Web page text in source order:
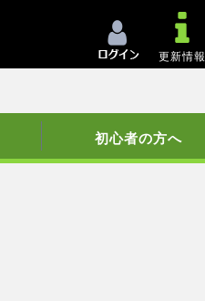
更新情報
初心者の方へ